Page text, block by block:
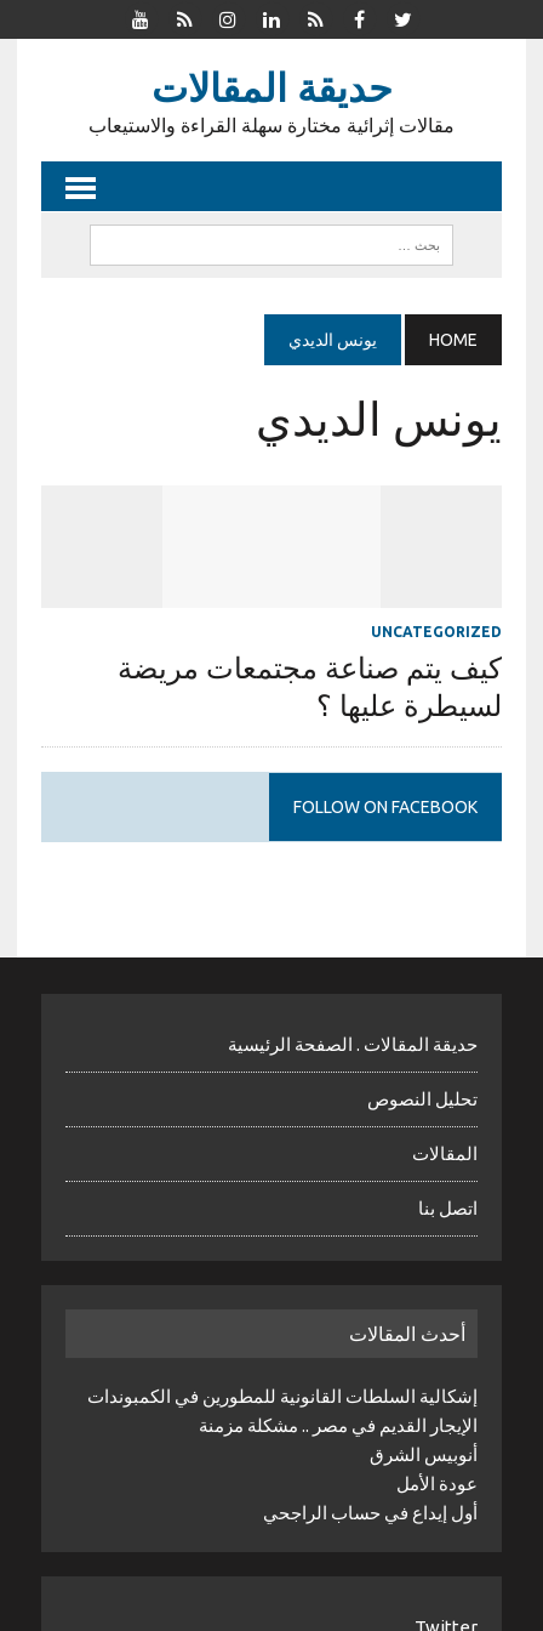
حديقة المقالات
مقالات إثرائية مختارة سهلة القراءة والاستيعاب
HOME يونس الديدي
يونس الديدي
UNCATEGORIZED
كيف يتم صناعة مجتمعات مريضة
لسيطرة عليها ؟
FOLLOW ON FACEBOOK
حديقة المقالات . الصفحة الرئيسية
تحليل النصوص
المقالات
اتصل بنا
أحدث المقالات
إشكالية السلطات القانونية للمطورين في الكمبوندات
الإيجار القديم في مصر .. مشكلة مزمنة
أنوبيس الشرق
عودة الأمل
أول إيداع في حساب الراجحي
Twitter